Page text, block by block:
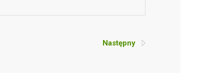
Następny